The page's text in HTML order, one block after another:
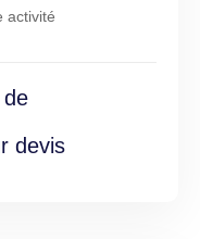
activité
devis